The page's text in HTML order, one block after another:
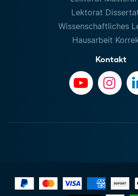
Lektorat
Wissenschaftliches
Hausarbeit
Kontakt